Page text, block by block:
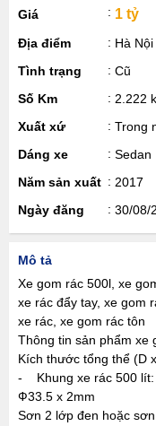
Giá 1 tỷ
Địa điểm
Hà Nội
Tình trạng
Cũ
Số Km
2.222
Xuất xứ
Trong
Dáng xe
Sedan
Năm sản xuất
2017
Ngày đăng
30/08/
Mô tả
Xe gom rác 500l, xe
xe rác đẩy tay, xe gom
xe rác, xe gom rác tôn
Thông tin sản phẩm xe
Kích thước tổng thể (D
- Khung xe rác 500 lít:
Ф33.5 x 2mm
Sơn 2 lớp đen hoặc